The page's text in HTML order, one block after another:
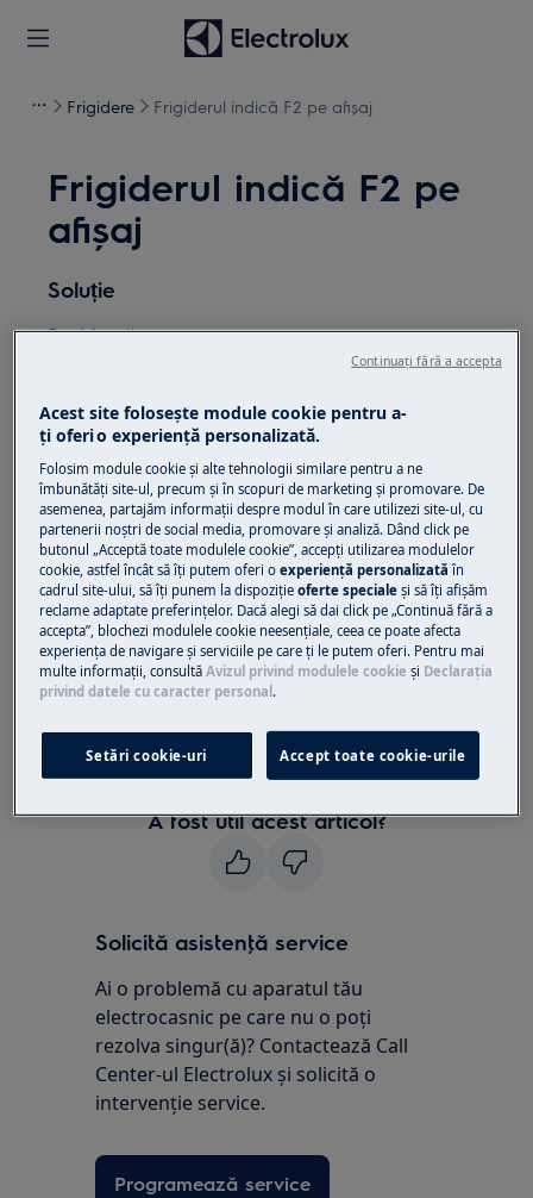
Frigidere Frigiderul indică F2 pe afișaj
Frigiderul indică F2 pe
afișaj
Soluție
Problemă:
mesajul de eroare F1 sau F2 pe panou
Frigider
Combină frigorifică
Rezolvare:
1. Contactați un Centru de service autorizat
Mesajul de eroare F1 sau F2 de pe afișaj indică o
problemă la termostat.
Vă recomandăm să solicitați vizita unui
tehnician de service.
A fost util acest articol?
Solicită asistenţă service
Ai o problemă cu aparatul tău
electrocasnic pe care nu o poţi
rezolva singur(ă)? Contactează Call
Center-ul Electrolux și solicită o
intervenţie service.
Programează service
Acest site folosește module cookie pentru a-
ţi oferi o experienţă personalizată.
Folosim module cookie și alte tehnologii similare pentru a ne
îmbunătăţi site-ul, precum și în scopuri de marketing și promovare. De
asemenea, partajăm informaţii despre modul în care utilizezi site-ul, cu
partenerii noștri de social media, promovare și analiză. Dând click pe
butonul „Acceptă toate modulele cookie”, accepţi utilizarea modulelor
cookie, astfel încât să îţi putem oferi oexperienţă personalizată în
cadrul site-ului, să îţi punem la dispoziţieoferte speciale și să îţi afișăm
reclame adaptate preferinţelor. Dacă alegi să dai click pe „Continuă fără a
accepta”, blochezi modulele cookie neesenţiale, ceea ce poate afecta
experienţa de navigare și serviciile pe care ţi le putem oferi. Pentru mai
multe informaţii, consultăAvizul privind modulele cookie și Declaraţia
privind datele cu caracter personal.
Setări cookie-uri Accept toate cookie-urile
Continuați fără a accepta